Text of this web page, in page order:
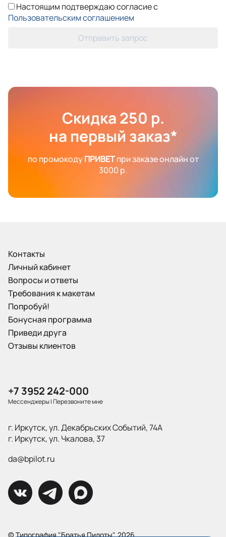
Настоящим подтверждаю согласие с
Пользовательским соглашением
Отправить запрос
Скидка 250 р.
на первый заказ*
по промокодуПРИВЕТпри заказе онлайн от
3000 р.
Контакты
Личный кабинет
Вопросы и ответы
Требования к макетам
Попробуй!
Бонусная программа
Приведи друга
Отзывы клиентов
+7 3952 242-000
Мессенджеры|Перезвоните мне
г. Иркутск, ул. Декабрьских Событий, 74А
г. Иркутск, ул. Чкалова, 37
da@bpilot.ru
© Типография "Братья Пилоты", 2026